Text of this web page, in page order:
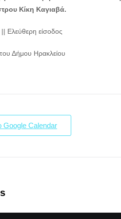
Κίκη Καγιαβά.
Ελεύθερη είσοδος
Δήμου Ηρακλείου
Google Calendar